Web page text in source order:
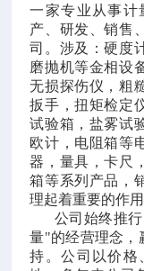
一家专业从事计
产、研发、销售
司。涉及：硬度
磨抛机等金相设
无损探伤仪，粗
扳手，扭矩检定
试验箱，盐雾试
欧计，电阻箱等
器，量具，卡尺
箱等系列产品，
理起着重要的作
公司始终推行
量"的经营理念，
持。公司以价格